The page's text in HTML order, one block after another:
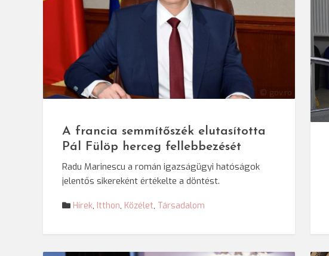
© gov.ro
A francia semmítőszék elutasította
Pál Fülöp herceg fellebbezését
Radu Marinescu a román igazságügyi hatóságok
jelentős sikereként értékelte a döntést.
Hírek, Itthon, Közélet, Társadalom